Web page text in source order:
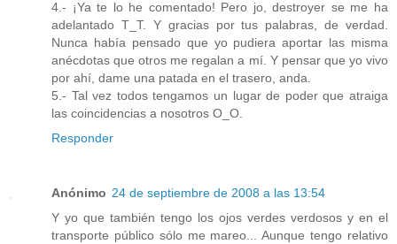
4.- ¡Ya te lo he comentado! Pero jo, destroyer se me ha
adelantado T_T. Y gracias por tus palabras, de verdad.
Nunca había pensado que yo pudiera aportar las misma
anécdotas que otros me regalan a mí. Y pensar que yo vivo
por ahí, dame una patada en el trasero, anda.
5.- Tal vez todos tengamos un lugar de poder que atraiga
las coincidencias a nosotros O_O.
Responder
Anónimo 24 de septiembre de 2008 a las 13:54
Y yo que también tengo los ojos verdes verdosos y en el
transporte público sólo me mareo... Aunque tengo relativo